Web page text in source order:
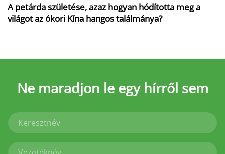
A petárda születése, azaz hogyan hódította meg a
világot az ókori Kína hangos találmánya?
Ne maradjon le egy hírről sem